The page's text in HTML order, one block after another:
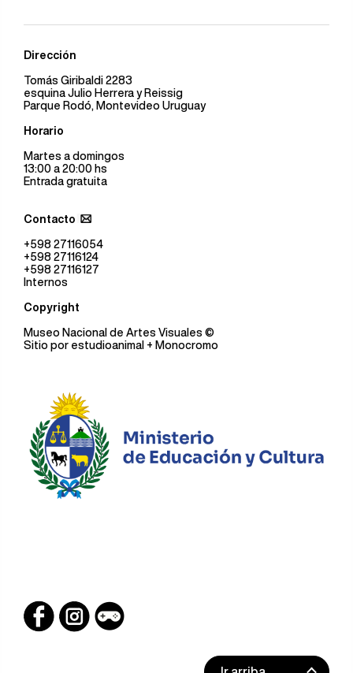
Dirección
Tomás Giribaldi 2283
esquina Julio Herrera y Reissig
Parque Rodó, Montevideo Uruguay
Horario
Martes a domingos
13:00 a 20:00 hs
Entrada gratuita
Contacto
+598 27116054
+598 27116124
+598 27116127
Internos
Copyright
Museo Nacional de Artes Visuales ©
Sitio por estudioanimal + Monocromo